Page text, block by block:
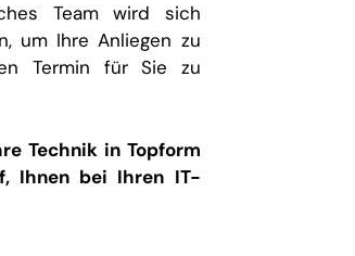
Team wird sich
um Ihre Anliegen zu
Termin für Sie zu
Technik in Topform
Ihnen bei Ihren IT-